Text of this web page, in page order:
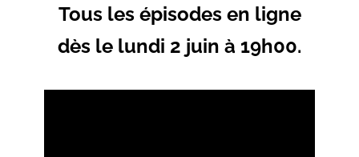
Tous les épisodes en ligne
dès le lundi 2 juin à 19h00.
Viagra etachat Cialis en